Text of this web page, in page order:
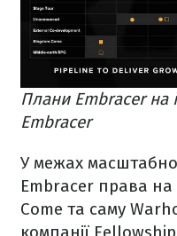
Плани Embracer на
Embracer
У межах
Embracer права
Come та саму